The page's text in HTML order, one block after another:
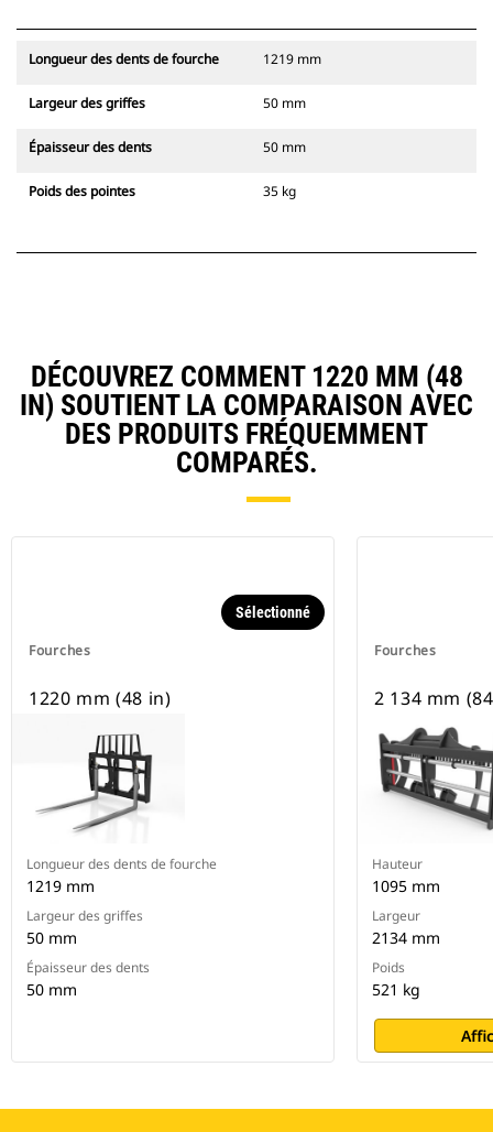
Longueur des dents de fourche 1219 mm
Largeur des griffes 50 mm
Épaisseur des dents 50 mm
Poids des pointes 35 kg
DÉCOUVREZ COMMENT 1220 MM (48
IN) SOUTIENT LA COMPARAISON AVEC
DES PRODUITS FRÉQUEMMENT
COMPARÉS.
Fourches
Sélectionné
1220 mm (48 in)
Longueur des dents de fourche
1219 mm
Largeur des griffes
50 mm
Épaisseur des dents
50 mm
Fourches
2 134 mm
Hauteur
1095 mm
Largeur
2134 mm
Poids
521 kg